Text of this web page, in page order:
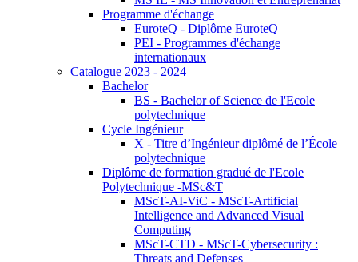
Programme d'échange
EuroteQ - Diplôme EuroteQ
PEI - Programmes d'échange
internationaux
Catalogue 2023 - 2024
Bachelor
BS - Bachelor of Science de l'Ecole
polytechnique
Cycle Ingénieur
X - Titre d’Ingénieur diplômé de l’École
polytechnique
Diplôme de formation gradué de l'Ecole
Polytechnique -MSc&T
MScT-AI-ViC - MScT-Artificial
Intelligence and Advanced Visual
Computing
MScT-CTD - MScT-Cybersecurity :
Threats and Defenses